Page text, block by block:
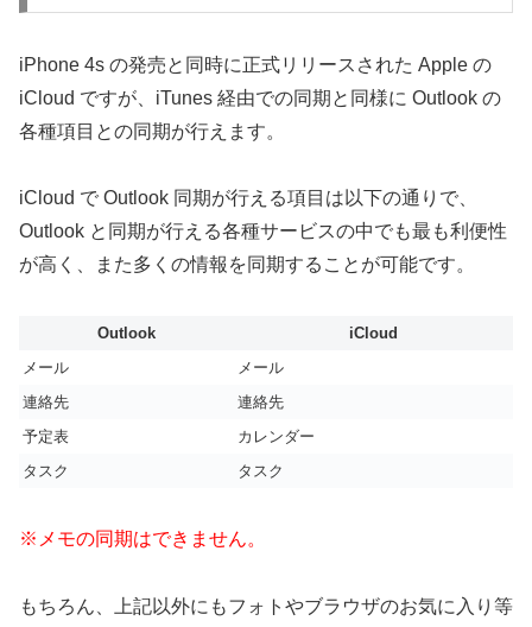
iPhone 4s の発売と同時に正式リリースされた Apple の
iCloud ですが、iTunes 経由での同期と同様に Outlook の
各種項目との同期が行えます。
iCloud で Outlook 同期が行える項目は以下の通りで、
Outlook と同期が行える各種サービスの中でも最も利便性
が高く、また多くの情報を同期することが可能です。
Outlook
iCloud
メール
メール
連絡先
連絡先
予定表
カレンダー
タスク
タスク
※メモの同期はできません。
もちろん、上記以外にもフォトやブラウザのお気に入り等